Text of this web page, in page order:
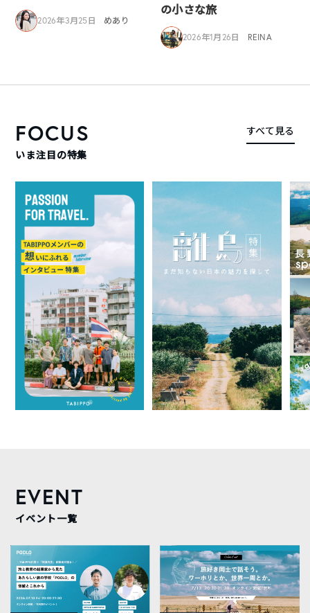
2026年3月25日 めあり
の小さな旅
2026年1月26日 REINA
FOCUS
いま注目の特集
すべて見る
EVENT
イベント一覧